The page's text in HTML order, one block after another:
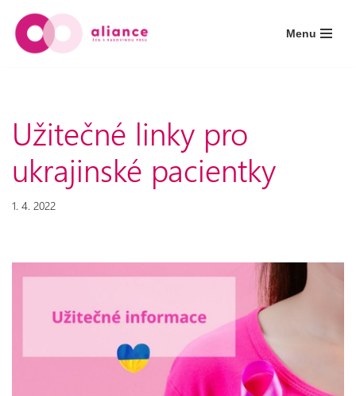
Přeskočit
Menu
Užitečné linky pro
ukrajinské pacientky
1. 4. 2022